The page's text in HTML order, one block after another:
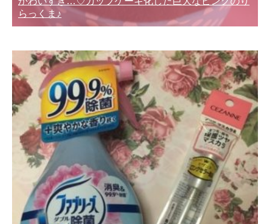
らっくま♪